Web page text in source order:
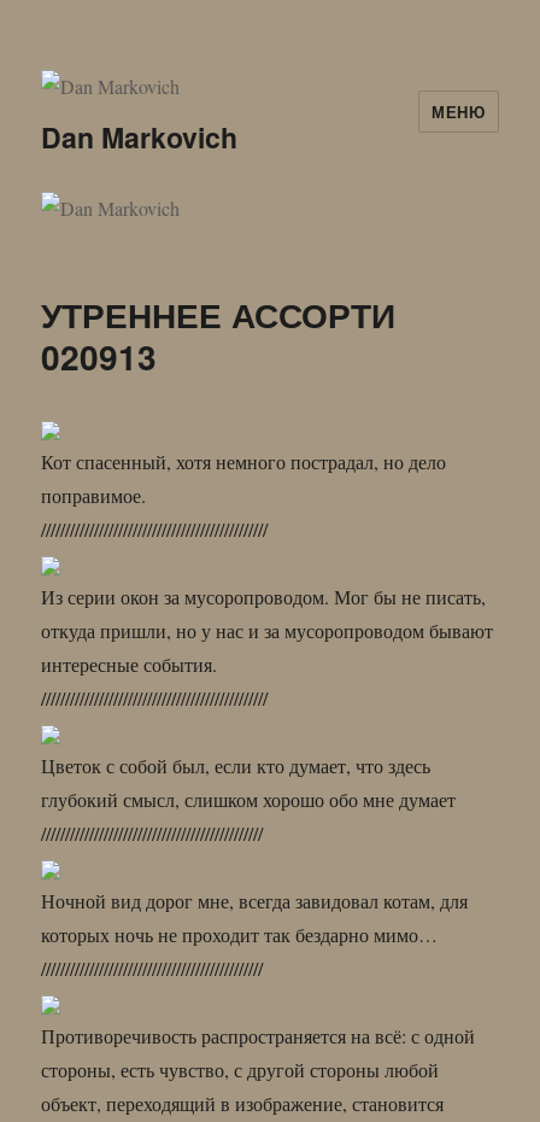
Dan Markovich
МЕНЮ
УТРЕННЕЕ АССОРТИ
020913
Кот спасенный, хотя немного пострадал, но дело
поправимое.
///////////////////////////////////////////////
Из серии окон за мусоропроводом. Мог бы не писать,
откуда пришли, но у нас и за мусоропроводом бывают
интересные события.
///////////////////////////////////////////////
Цветок с собой был, если кто думает, что здесь
глубокий смысл, слишком хорошо обо мне думает
//////////////////////////////////////////////
Ночной вид дорог мне, всегда завидовал котам, для
которых ночь не проходит так бездарно мимо…
//////////////////////////////////////////////
Противоречивость распространяется на всё: с одной
стороны, есть чувство, с другой стороны любой
объект, переходящий в изображение, становится